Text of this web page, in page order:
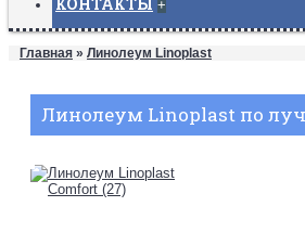
+
Главная » Линолеум Linoplast
Линолеум Linoplast по